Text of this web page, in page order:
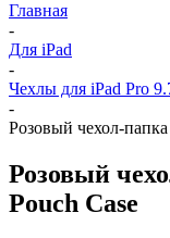
Главная
-
Для iPad
-
Чехлы для iPad Pro
-
Розовый чехол-
Розовый
Pouch Case